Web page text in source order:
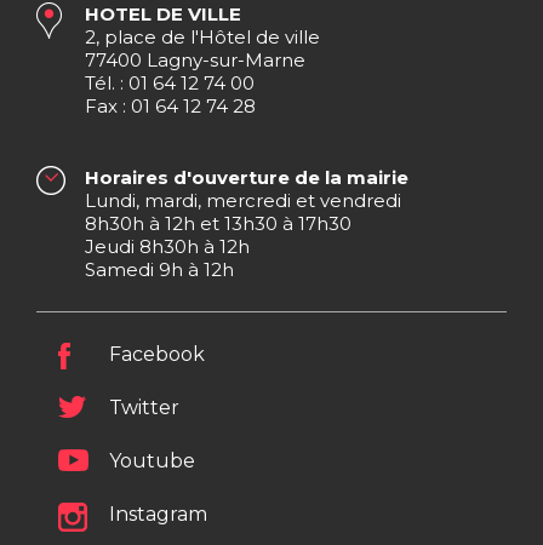
HOTEL DE VILLE
2, place de l'Hôtel de ville
77400 Lagny-sur-Marne
Tél. : 01 64 12 74 00
Fax : 01 64 12 74 28
Horaires d'ouverture de la mairie
Lundi, mardi, mercredi et vendredi
8h30h à 12h et 13h30 à 17h30
Jeudi 8h30h à 12h
Samedi 9h à 12h
Facebook
Twitter
Youtube
Instagram